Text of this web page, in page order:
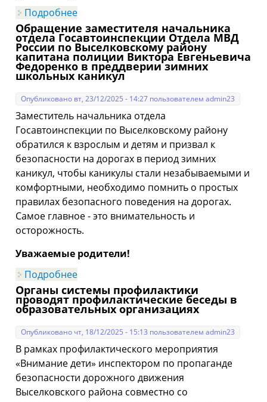
Подробнее
попыток склонения сотрудников к
совершению коррупционных
правонарушений
Обращение заместителя начальника
отдела Госавтоинспекции Отдела МВД
России по Выселковскому району
капитана полиции Виктора Евгеньевича
Федоренко в преддверии зимних
школьных каникул
Опубликовано вт, 23/12/2025 - 14:27 пользователемadmin23
Заместитель начальника отдела
Госавтоинспекции по Выселковскому району
обратился к взрослым и детям и призвал к
безопасности на дорогах в период зимних
каникул, чтобы каникулы стали незабываемыми и
комфортными, необходимо помнить о простых
правилах безопасного поведения на дорогах.
Самое главное - это внимательность и
осторожность.
Уважаемые родители!
Подробнее
отдела Госавтоинспекции Отдела МВД
России по Выселковскому району
капитана полиции Виктора Евгеньевича
Федоренко в преддверии зимних
Органы системы профилактики
проводят профилактические беседы в
образовательных организациях
Опубликовано чт, 18/12/2025 - 15:13 пользователемadmin23
В рамках профилактического мероприятия
«Внимание дети» инспектором по пропаганде
безопасности дорожного движения
Выселковского района совместно со